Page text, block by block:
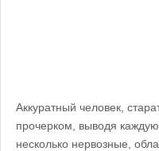
Аккуратный человек,
прочерком, выводя
несколько нервозные,